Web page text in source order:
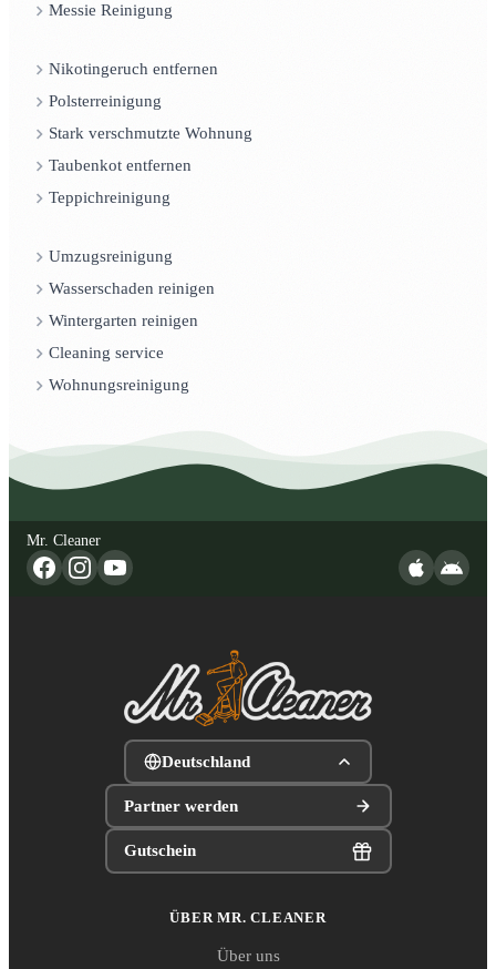
Messie Reinigung
Nikotingeruch entfernen
Polsterreinigung
Stark verschmutzte Wohnung
Taubenkot entfernen
Teppichreinigung
Umzugsreinigung
Wasserschaden reinigen
Wintergarten reinigen
Cleaning service
Wohnungsreinigung
Mr. Cleaner
Deutschland
Partner werden
Gutschein
ÜBER MR. CLEANER
Über uns